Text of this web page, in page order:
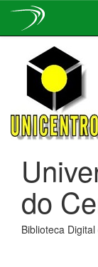
navigation
do
Biblioteca